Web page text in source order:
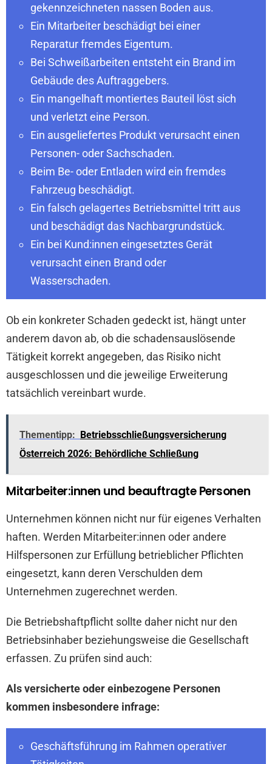
gekennzeichneten nassen Boden aus.
Ein Mitarbeiter beschädigt bei einer
Reparatur fremdes Eigentum.
Bei Schweißarbeiten entsteht ein Brand im
Gebäude des Auftraggebers.
Ein mangelhaft montiertes Bauteil löst sich
und verletzt eine Person.
Ein ausgeliefertes Produkt verursacht einen
Personen- oder Sachschaden.
Beim Be- oder Entladen wird ein fremdes
Fahrzeug beschädigt.
Ein falsch gelagertes Betriebsmittel tritt aus
und beschädigt das Nachbargrundstück.
Ein bei Kund:innen eingesetztes Gerät
verursacht einen Brand oder
Wasserschaden.
Ob ein konkreter Schaden gedeckt ist, hängt unter
anderem davon ab, ob die schadensauslösende
Tätigkeit korrekt angegeben, das Risiko nicht
ausgeschlossen und die jeweilige Erweiterung
tatsächlich vereinbart wurde.
Thementipp: Betriebsschließungsversicherung
Österreich 2026: Behördliche Schließung
Mitarbeiter:innen und beauftragte Personen
Unternehmen können nicht nur für eigenes Verhalten
haften. Werden Mitarbeiter:innen oder andere
Hilfspersonen zur Erfüllung betrieblicher Pflichten
eingesetzt, kann deren Verschulden dem
Unternehmen zugerechnet werden.
Die Betriebshaftpflicht sollte daher nicht nur den
Betriebsinhaber beziehungsweise die Gesellschaft
erfassen. Zu prüfen sind auch:
Als versicherte oder einbezogene Personen
kommen insbesondere infrage:
Geschäftsführung im Rahmen operativer